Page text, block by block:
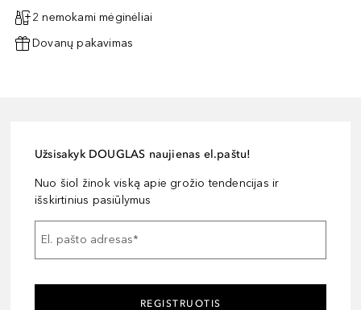
2 nemokami mėginėliai
Dovanų pakavimas
Užsisakyk DOUGLAS naujienas el.paštu!
Nuo šiol žinok viską apie grožio tendencijas ir
išskirtinius pasiūlymus
El. pašto adresas*
REGISTRUOTIS